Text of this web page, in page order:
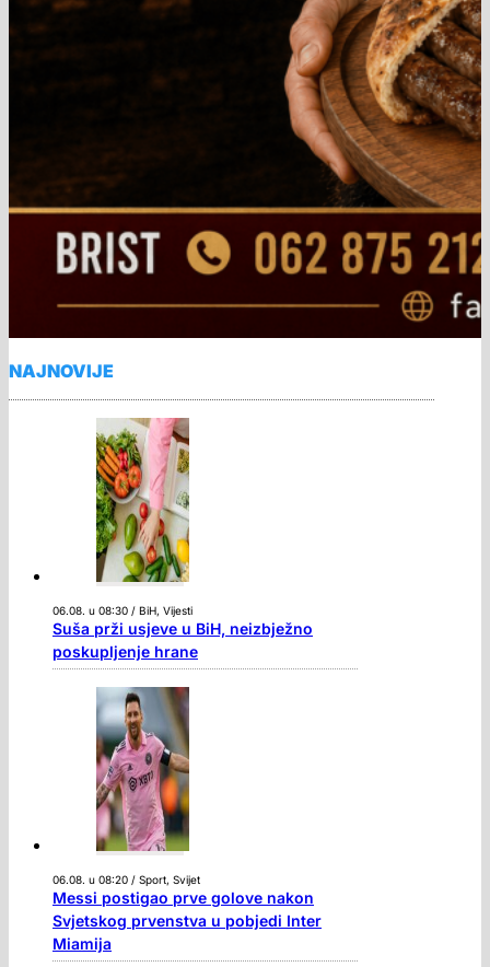
NAJNOVIJE
06.08. u 08:30 / BiH, Vijesti
Suša prži usjeve u BiH, neizbježno
poskupljenje hrane
06.08. u 08:20 / Sport, Svijet
Messi postigao prve golove nakon
Svjetskog prvenstva u pobjedi Inter
Miamija